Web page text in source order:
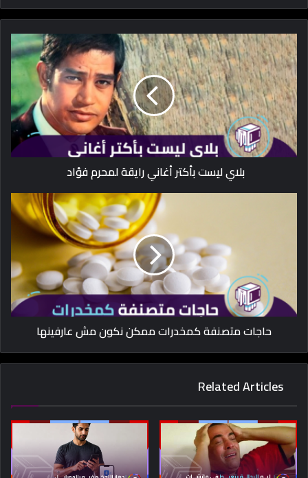
بلاي ليست بأكتر أغاني رايقة لمحرم فؤاد
حاجات متصنفة كمخدرات ممكن نكون مش عارفينها
Related Articles